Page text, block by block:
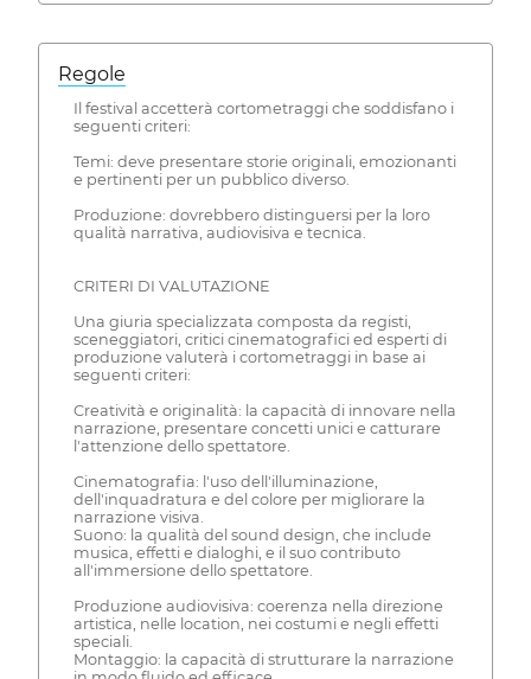
Regole
Il festival accetterà cortometraggi che soddisfano i
seguenti criteri:
Temi: deve presentare storie originali, emozionanti
e pertinenti per un pubblico diverso.
Produzione: dovrebbero distinguersi per la loro
qualità narrativa, audiovisiva e tecnica.
CRITERI DI VALUTAZIONE
Una giuria specializzata composta da registi,
sceneggiatori, critici cinematografici ed esperti di
produzione valuterà i cortometraggi in base ai
seguenti criteri:
Creatività e originalità: la capacità di innovare nella
narrazione, presentare concetti unici e catturare
l'attenzione dello spettatore.
Cinematografia: l'uso dell'illuminazione,
dell'inquadratura e del colore per migliorare la
narrazione visiva.
Suono: la qualità del sound design, che include
musica, effetti e dialoghi, e il suo contributo
all'immersione dello spettatore.
Produzione audiovisiva: coerenza nella direzione
artistica, nelle location, nei costumi e negli effetti
speciali.
Montaggio: la capacità di strutturare la narrazione